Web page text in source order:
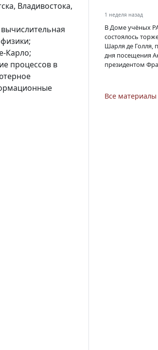
Владивостока,
Карло;
процессов в
1 неделя назад
В Доме учёных
состоялось
Шарля де Голля,
дня посещения
президентом
Все материалы